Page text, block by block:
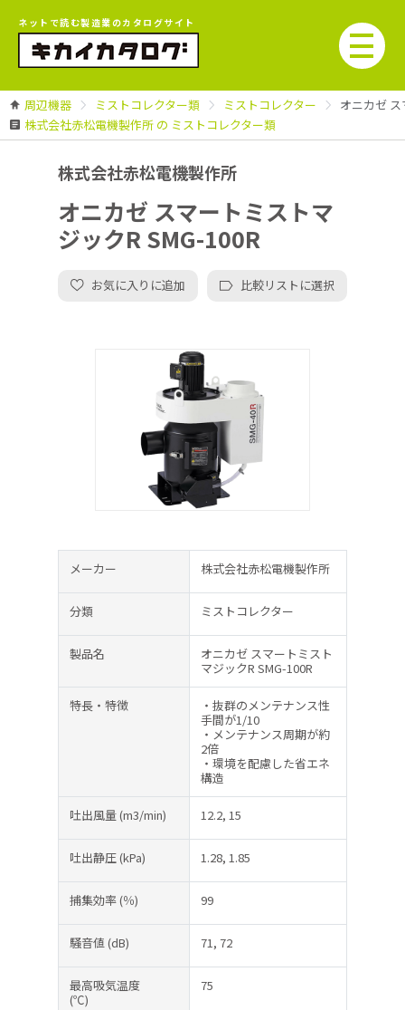
ネットで読む製造業のカタログサイト
周辺機器 ミストコレクター類 ミストコレクター
オニカゼ
株式会社赤松電機製作所 の ミストコレクター類
株式会社赤松電機製作所
オニカゼ スマートミストマ
ジックR SMG-100R
お気に入りに追加 比較リストに選択
メーカー 株式会社赤松電機製作所
分類 ミストコレクター
製品名
オニカゼ スマートミスト
マジックR SMG-100R
特長・特徴
・抜群のメンテナンス性
手間が1/10
・メンテナンス周期が約
2倍
・環境を配慮した省エネ
構造
吐出風量(m3/min) 12.2, 15
吐出静圧(kPa) 1.28, 1.85
捕集効率(％) 99
騒音値 (dB) 71, 72
最高吸気温度
(℃)
75